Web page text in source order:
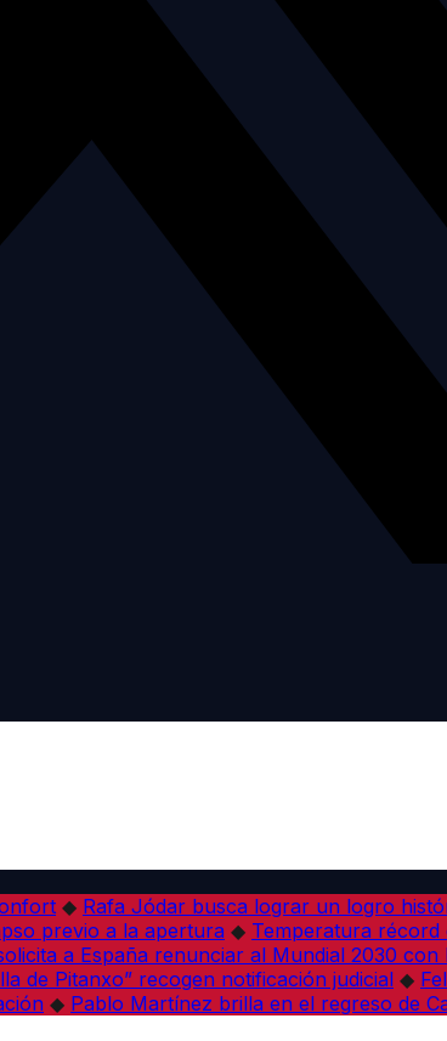
◆ Rafa Jódar busca lograr un logro
previo a la apertura ◆ Temperatura récord
a España renunciar al Mundial 2030
de Pitanxo” recogen notificación judicial ◆
◆ Pablo Martínez brilla en el regreso de